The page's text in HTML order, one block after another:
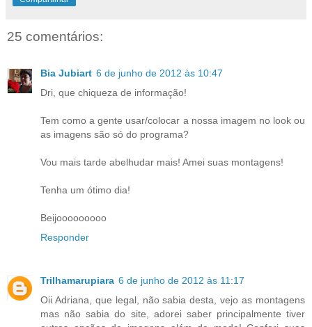
25 comentários:
Bia Jubiart 6 de junho de 2012 às 10:47
Dri, que chiqueza de informação!
Tem como a gente usar/colocar a nossa imagem no look ou
as imagens são só do programa?
Vou mais tarde abelhudar mais! Amei suas montagens!
Tenha um ótimo dia!
Beijooooooooo
Responder
Trilhamarupiara 6 de junho de 2012 às 11:17
Oii Adriana, que legal, não sabia desta, vejo as montagens
mas não sabia do site, adorei saber principalmente tiver